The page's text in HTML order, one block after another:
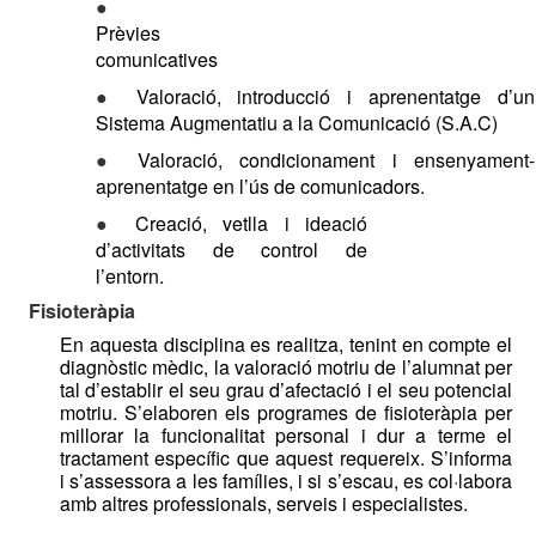
Prèvies
comunicatives
● Valoració, introducció i aprenentatge d’un
Sistema Augmentatiu a la Comunicació (S.A.C)
● Valoració, condicionament i ensenyament-
aprenentatge en l’ús de comunicadors.
● Creació, vetlla i ideació
d’activitats de control de
l’entorn.
Fisioteràpia
En aquesta disciplina es realitza, tenint en compte el
diagnòstic mèdic, la valoració motriu de l’alumnat per
tal d’establir el seu grau d’afectació i el seu potencial
motriu. S’elaboren els programes de fisioteràpia per
millorar la funcionalitat personal i dur a terme el
tractament específic que aquest requereix. S’informa
i s’assessora a les famílies, i si s’escau, es col·labora
amb altres professionals, serveis i especialistes.